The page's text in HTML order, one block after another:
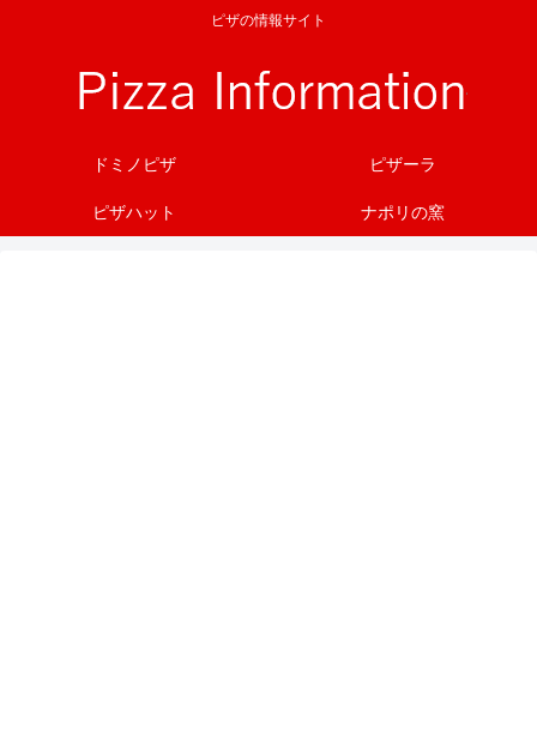
ピザの情報サイト
ドミノピザ ピザーラ
ピザハット ナポリの窯